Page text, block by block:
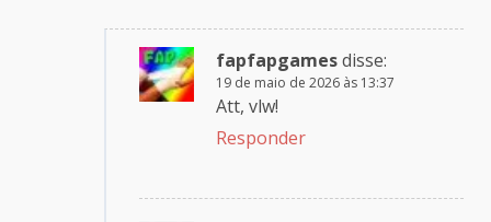
fapfapgamesdisse:
19 de maio de 2026 às 13:37
Att, vlw!
Responder